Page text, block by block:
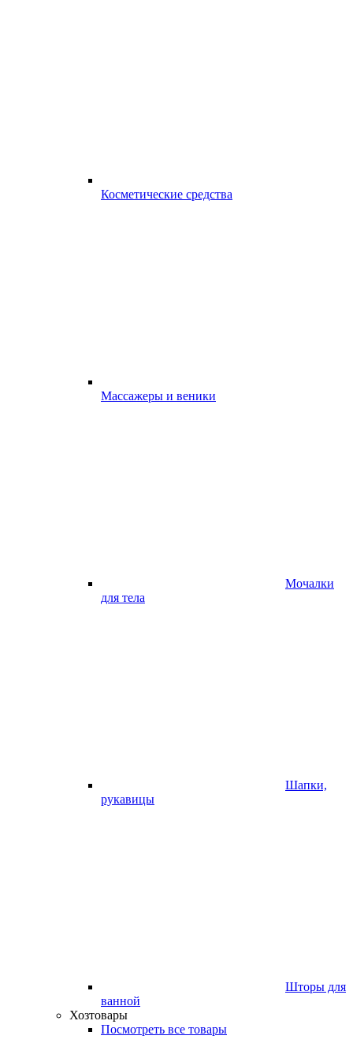
Косметические средства
Массажеры и веники
Мочалки
для тела
Шапки,
рукавицы
Шторы для
ванной
Хозтовары
Посмотреть все товары